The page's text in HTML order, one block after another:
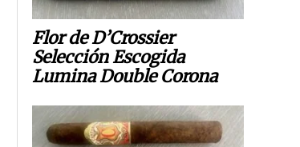
Flor de D’Crossier
Selección Escogida
Lumina Double Corona